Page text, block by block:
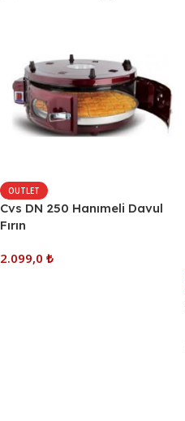
OUTLET
Cvs DN 250 Hanımeli Davul
Fırın
2.099,0 ₺